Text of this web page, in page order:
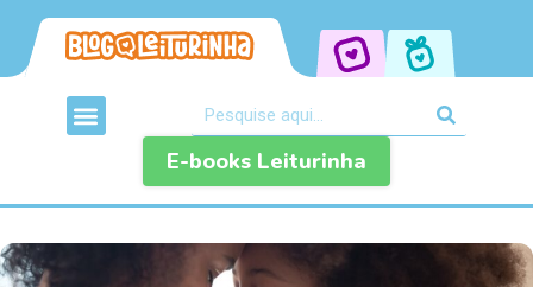
E-books Leiturinha